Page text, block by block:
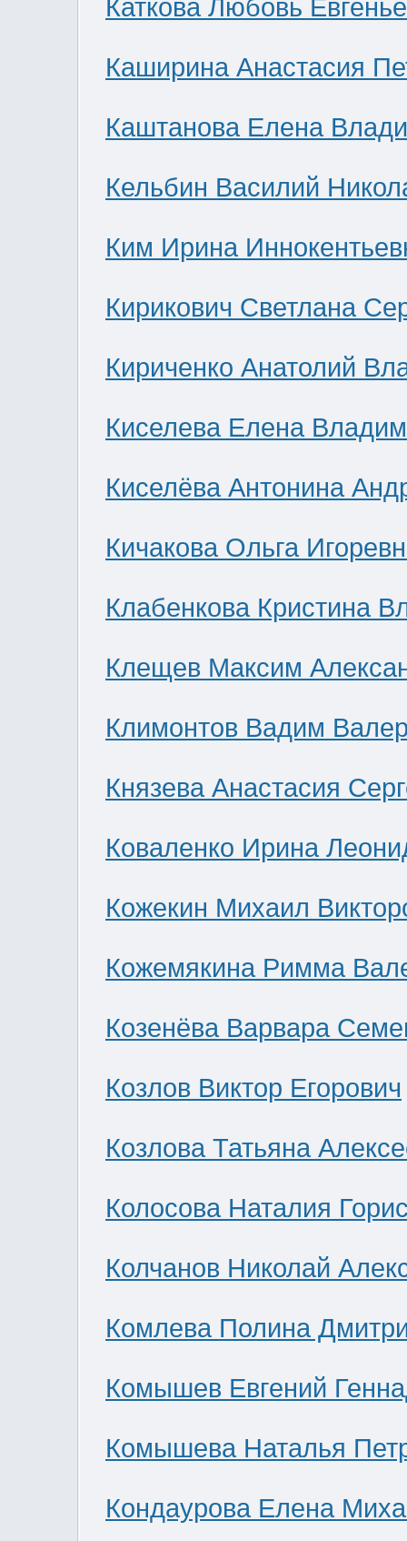
Каткова Любовь
Каширина Анастасия
Каштанова Елена
Кельбин Василий
Ким Ирина
Кирикович Светлана
Кириченко Анатолий
Киселева Елена
Киселёва Антонина
Кичакова Ольга
Клабенкова Кристина
Клещев Максим
Климонтов Вадим
Князева Анастасия
Коваленко Ирина
Кожекин Михаил
Кожемякина Римма
Козенёва Варвара
Козлов Виктор Егорович
Козлова Татьяна
Колосова Наталия
Колчанов Николай
Комлева Полина
Комышев Евгений
Комышева Наталья
Кондаурова Елена